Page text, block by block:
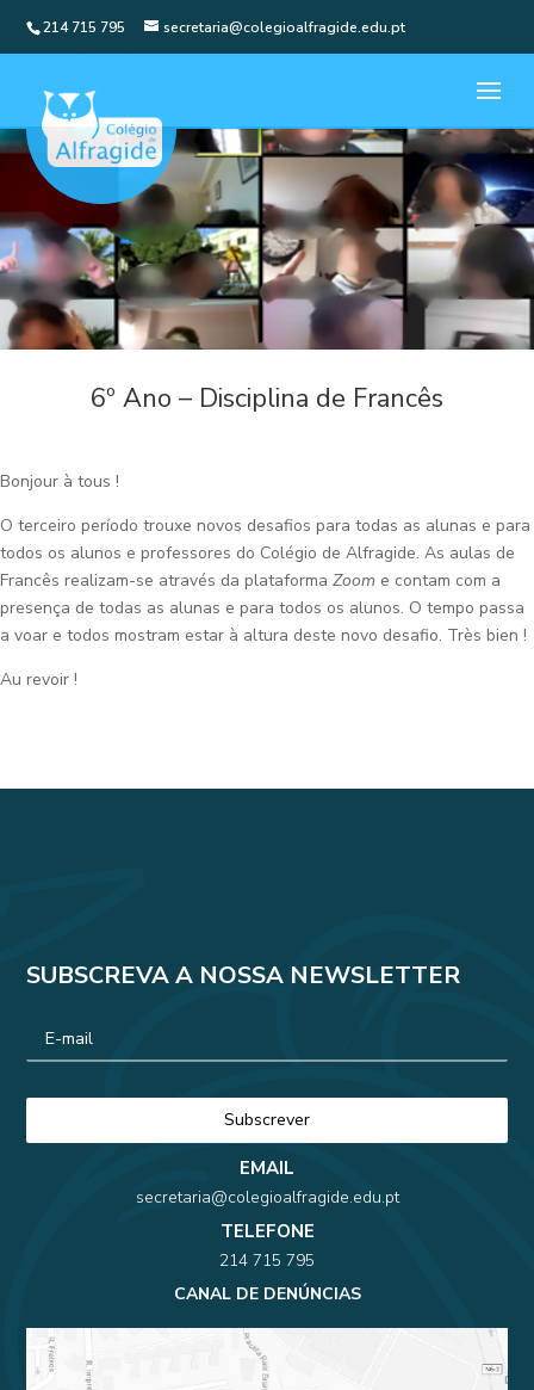
214 715 795 secretaria@colegioalfragide.edu.pt
6º Ano – Disciplina de Francês
Bonjour à tous !
O terceiro período trouxe novos desafios para todas as alunas e para
todos os alunos e professores do Colégio de Alfragide. As aulas de
Francês realizam-se através da plataforma Zoom e contam com a
presença de todas as alunas e para todos os alunos. O tempo passa
a voar e todos mostram estar à altura deste novo desafio. Très bien !
Au revoir !
SUBSCREVA A NOSSA NEWSLETTER
EMAIL
secretaria@colegioalfragide.edu.pt
TELEFONE
214 715 795
CANAL DE DENÚNCIAS